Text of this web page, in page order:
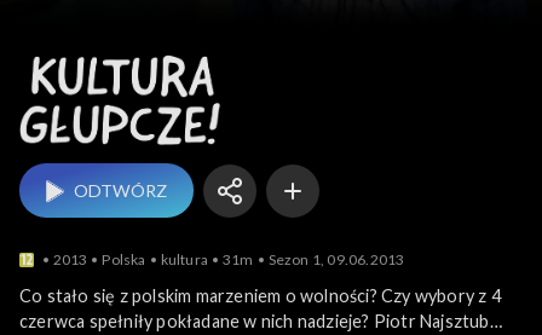
ODTWÓRZ
2013 Polska kultura 31m Sezon 1, 09.06.2013
Co stało się z polskim marzeniem o wolności? Czy wybory z 4
czerwca spełniły pokładane w nich nadzieje? Piotr Najsztub